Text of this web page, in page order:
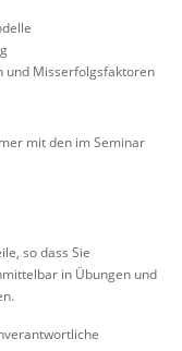
und Misserfolgsfaktoren
mit den im Seminar
so dass Sie
in Übungen und